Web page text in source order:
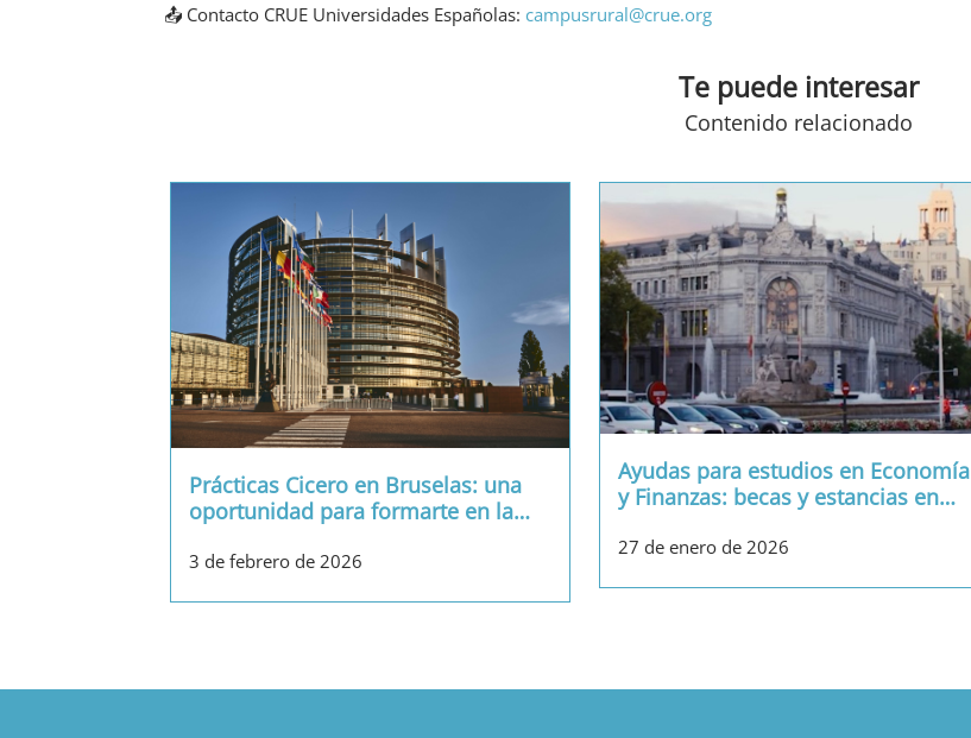
📤 Contacto CRUE Universidades Españolas: campusrural@crue.org
Te puede interesar
Contenido relacionado
Prácticas Cicero en Bruselas: una
oportunidad para formarte en la…
3 de febrero de 2026
Ayudas para estudios en Economía
y Finanzas: becas y estancias en…
27 de enero de 2026